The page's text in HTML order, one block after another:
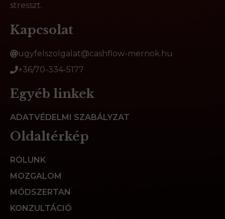
stresszt.
Kapcsolat
ugyfelszolgalat@cashflow-mernok.hu
+36/70-334-5177
Egyéb linkek
ADATVÉDELMI SZABÁLYZAT
Oldaltérkép
RÓLUNK
MOZGALOM
MÓDSZERTAN
KONZULTÁCIÓ